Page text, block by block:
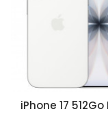
iPhone 17